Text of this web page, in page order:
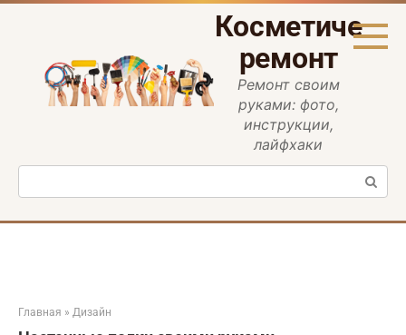
Перейти
ремонт
Ремонт своим
руками: фото,
инструкции,
лайфхаки
Поиск:
Главная » Дизайн